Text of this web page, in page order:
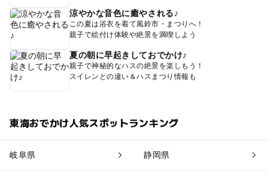
涼やかな音色に癒やされる♪
この夏は浴衣を着て風鈴市・まつりへ！
親子で絵付け体験や絶景を満喫しよう
夏の朝に早起きしておでかけ♪
親子で神秘的なハスの絶景を楽しもう！
スイレンとの違い＆ハスまつり情報も
東海おでかけ人気スポットランキング
岐阜県 静岡県